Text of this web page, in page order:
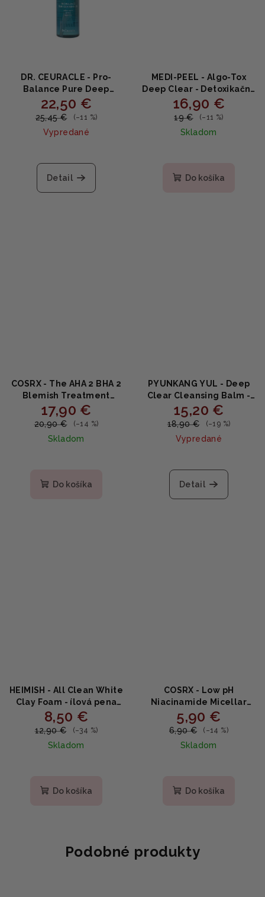
DR. CEURACLE - Pro-
Balance Pure Deep
Cleansing Oil - Hĺbkový
čistiaci olej 155ml
22,50 €
25,45 € (–11 %)
Vypredané
Detail
MEDI-PEEL - Algo-Tox
Deep Clear - Detoxikačný
čistiaci gél na tvár 150 ml
16,90 €
19 € (–11 %)
Skladom
produktu
Do košíka
COSRX - The AHA 2 BHA 2
Blemish Treatment
Serum - Lokálne
kyselinové sérum vo
vatových guličkách na
nedokonalosti 50g
17,90 €
20,90 € (–14 %)
Skladom
Do košíka
PYUNKANG YUL - Deep
Clear Cleansing Balm -
Hĺbkovo čistiaci
odličovací balzam s
čajovníkom, centellou a
ceramidmi 100ml
15,20 €
18,90 € (–19 %)
Vypredané
Detail
HEIMISH - All Clean White
Clay Foam - ílová pena
150g
8,50 €
12,90 € (–34 %)
Skladom
Do košíka
COSRX - Low pH
Niacinamide Micellar
Cleansing Water -
Micelárna voda s nízkym
PH 100ml
5,90 €
6,90 € (–14 %)
Skladom
Do košíka
Podobné produkty